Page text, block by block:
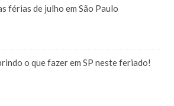
férias de julho em São Paulo
o que fazer em SP neste feriado!